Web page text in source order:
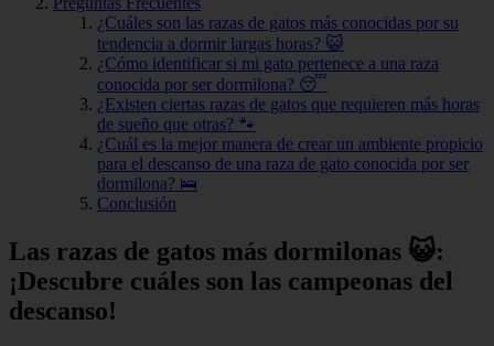
¿Cuáles son las razas de gatos más conocidas por su
tendencia a dormir largas horas? 😺
¿Cómo identificar si mi gato pertenece a una raza
conocida por ser dormilona? 😴
¿Existen ciertas razas de gatos que requieren más horas
de sueño que otras? 🐾
¿Cuál es la mejor manera de crear un ambiente propicio
para el descanso de una raza de gato conocida por ser
dormilona? 🛌
Conclusión
Las razas de gatos más dormilonas 😺:
¡Descubre cuáles son las campeonas del
descanso!